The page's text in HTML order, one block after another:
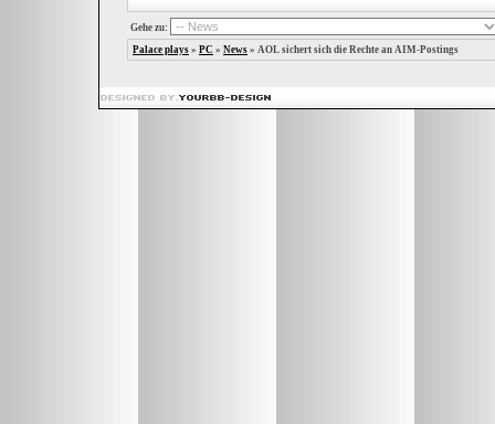
Gehe zu:
Palace plays » PC » News » AOL sichert sich die Rechte an AIM-Postings